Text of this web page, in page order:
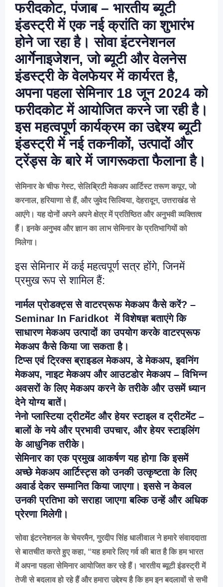
फरीदकोट, पंजाब – भारतीय ब्यूटी
इंडस्ट्री में एक नई क्रांति का शुभारंभ
होने जा रहा है। सोवा इंटरनेशनल
आर्गेनाइजेशन, जो ब्यूटी और वेलनेस
इंडस्ट्री के वेलफेयर में कार्यरत है,
अपना पहला सेमिनार 18 जून 2024 को
फरीदकोट में आयोजित करने जा रही है।
इस महत्वपूर्ण कार्यक्रम का उद्देश्य ब्यूटी
इंडस्ट्री में नई तकनीकों, उत्पादों और
ट्रेंड्स के बारे में जागरूकता फैलाना है।
सेमिनार के चीफ गेस्ट, सेलिब्रिटी मेकअप आर्टिस्ट तरूण कपूर, जो
करनाल, हरियाणा से हैं, और जुवेद सिल्विया, देहरादून, उत्तराखंड से
आएंगे। यह दोनों अपने अपने क्षेत्र में प्रतिष्ठित और अनुभवी व्यक्तित्व
हैं। इनके अनुभव और ज्ञान का लाभ सेमिनार के प्रतिभागियों को
मिलेगा।
इस सेमिनार में कई महत्वपूर्ण सत्र होंगे, जिनमें
प्रमुख रूप से शामिल हैं:
नार्मल प्रोडक्ट्स से वाटरप्रूफ मेकअप कैसे करें? –
Seminar In Faridkot में विशेषज्ञ बताएंगे कि
साधारण मेकअप उत्पादों का उपयोग करके वाटरप्रूफ
मेकअप कैसे किया जा सकता है।
टिप्स एवं ट्रिक्स ब्राइडल मेकअप, डे मेकअप, इवनिंग
मेकअप, नाइट मेकअप और आउटडोर मेकअप – विभिन्न
अवसरों के लिए मेकअप करने के तरीके और उसमें ध्यान
देने योग्य बातें।
नेनो प्लास्टिया ट्रीटमेंट और हेयर स्टाइल व ट्रीटमेंट –
बालों के नये और प्रभावी उपचार, और हेयर स्टाइलिंग
के आधुनिक तरीके।
सेमिनार का एक प्रमुख आकर्षण यह होगा कि इसमें
अच्छे मेकअप आर्टिस्ट्स को उनकी उत्कृष्टता के लिए
अवार्ड देकर सम्मानित किया जाएगा। इससे न केवल
उनकी प्रतिभा को सराहा जाएगा बल्कि उन्हें और अधिक
प्रेरणा मिलेगी।
सोवा इंटरनेशनल के चेयरमैन, गुरदीप सिंह धालीवाल ने हमारे संवाददाता
से बातचीत करते हुए कहा, “यह हमारे लिए गर्व की बात है कि हम भारत
में अपना पहला सेमिनार आयोजित कर रहे हैं। भारतीय ब्यूटी इंडस्ट्री में
तेजी से बदलाव हो रहे हैं और हमारा उद्देश्य है कि हम इन बदलावों से सभी